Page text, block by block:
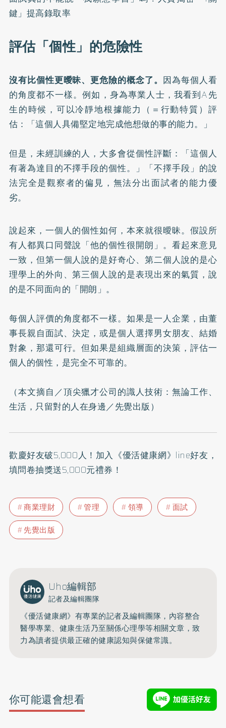
鍵」提高錄取率
評估「個性」的危險性
沒有比個性更曖昧、更危險的概念了。 因為每個人看
的角度都不一樣。例如，身為專業人士，我看到A先
生的時候，可以冷靜地根據能力（＝行動特質）評
估：「這個人具備堅定地完成他想做的事的能力。」
但是，未經訓練的人，大多會從個性評斷：「這個人
有著為達目的不擇手段的個性。」「不擇手段」的說
法完全是觀察者的偏見，無法分出面試者的能力優
劣。
說起來，一個人的個性如何，本來就很曖昧。假設所
有人都異口同聲說「他的個性很開朗」。看起來意見
一致，但第一個人說的是好奇心、第二個人說的是心
理學上的外向、第三個人說的是表現出來的氣質，說
的是不同面向的「開朗」。
每個人評價的角度都不一樣。如果是一人企業，由董
事長親自面試、決定，或是個人選擇男女朋友、結婚
對象，那還可行。但如果是組織層面的決策，評估一
個人的個性，是完全不可靠的。
（本文摘自／頂尖獵才公司的識人技術：無論工作、
生活，只留對的人在身邊／先覺出版）
歡慶好友破5,000人！加入 《優活健康網》line好友 ，
填問卷抽獎送5,000元禮券！
商業理財 管理 領導
面試
先覺出版
Uho編輯部
記者及編輯團隊
《優活健康網》有專業的記者及編輯團隊，內容整合
醫學專業、健康生活乃至關係心理學等相關文章，致
力為讀者提供最正確的健康認知與保健常識。
你可能還會想看